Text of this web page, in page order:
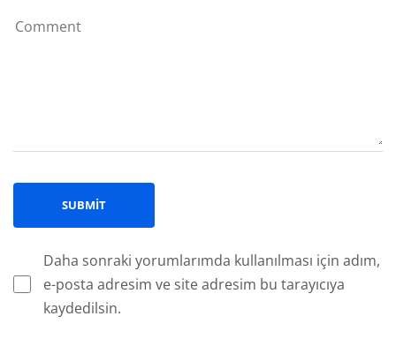
Daha sonraki yorumlarımda kullanılması için adım,
e-posta adresim ve site adresim bu tarayıcıya
kaydedilsin.